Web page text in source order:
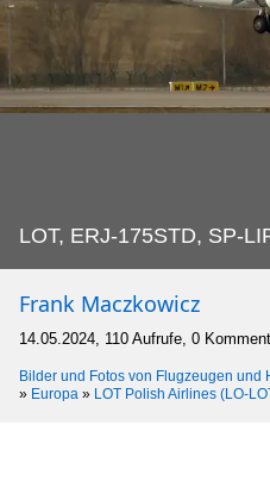
LOT, ERJ-175STD, SP-
Frank Maczkowicz
14.05.2024, 110 Aufrufe, 0
Bilder und Fotos von Flugzeugen und
» Europa » LOT Polish Airlines (LO-